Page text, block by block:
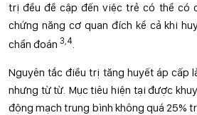
trị đều đề cập đến việc trẻ có thể có
chứng năng cơ quan đích kể cả khi
chẩn đoán 3,4.
Nguyên tắc điều trị tăng huyết áp cấp
nhưng từ từ. Mục tiêu hiện tại được
động mạch trung bình không quá 25%